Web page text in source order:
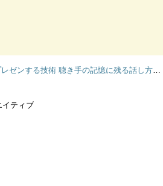
技術 聴き手の記憶に残る話し方の極意 サイエンス・アイ新書 SIS-405 論理
イティブ